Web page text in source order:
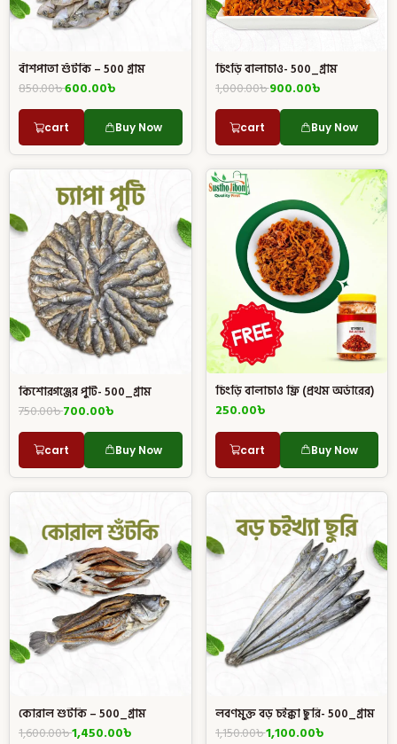
বাঁশপাতা শুঁটকি – 500 গ্রাম
850.00৳600.00৳
cart Buy Now
চিংড়ি বালাচাও- 500_গ্রাম
1,000.00৳900.00৳
cart Buy Now
কিশোরগঞ্জের পুটি- 500_গ্রাম
750.00৳700.00৳
cart Buy Now
চিংড়ি বালাচাও ফ্রি (প্রথম অর্ডারের)
250.00৳
cart Buy Now
কোরাল শুটকি – 500_গ্রাম
1,600.00৳1,450.00৳
লবণমুক্ত বড় চইক্কা ছুরি- 500_গ্রাম
1,150.00৳1,100.00৳